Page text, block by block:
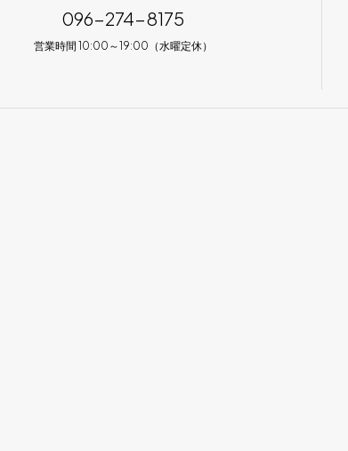
096-274-8175
営業時間 10:00～19:00（水曜定休）